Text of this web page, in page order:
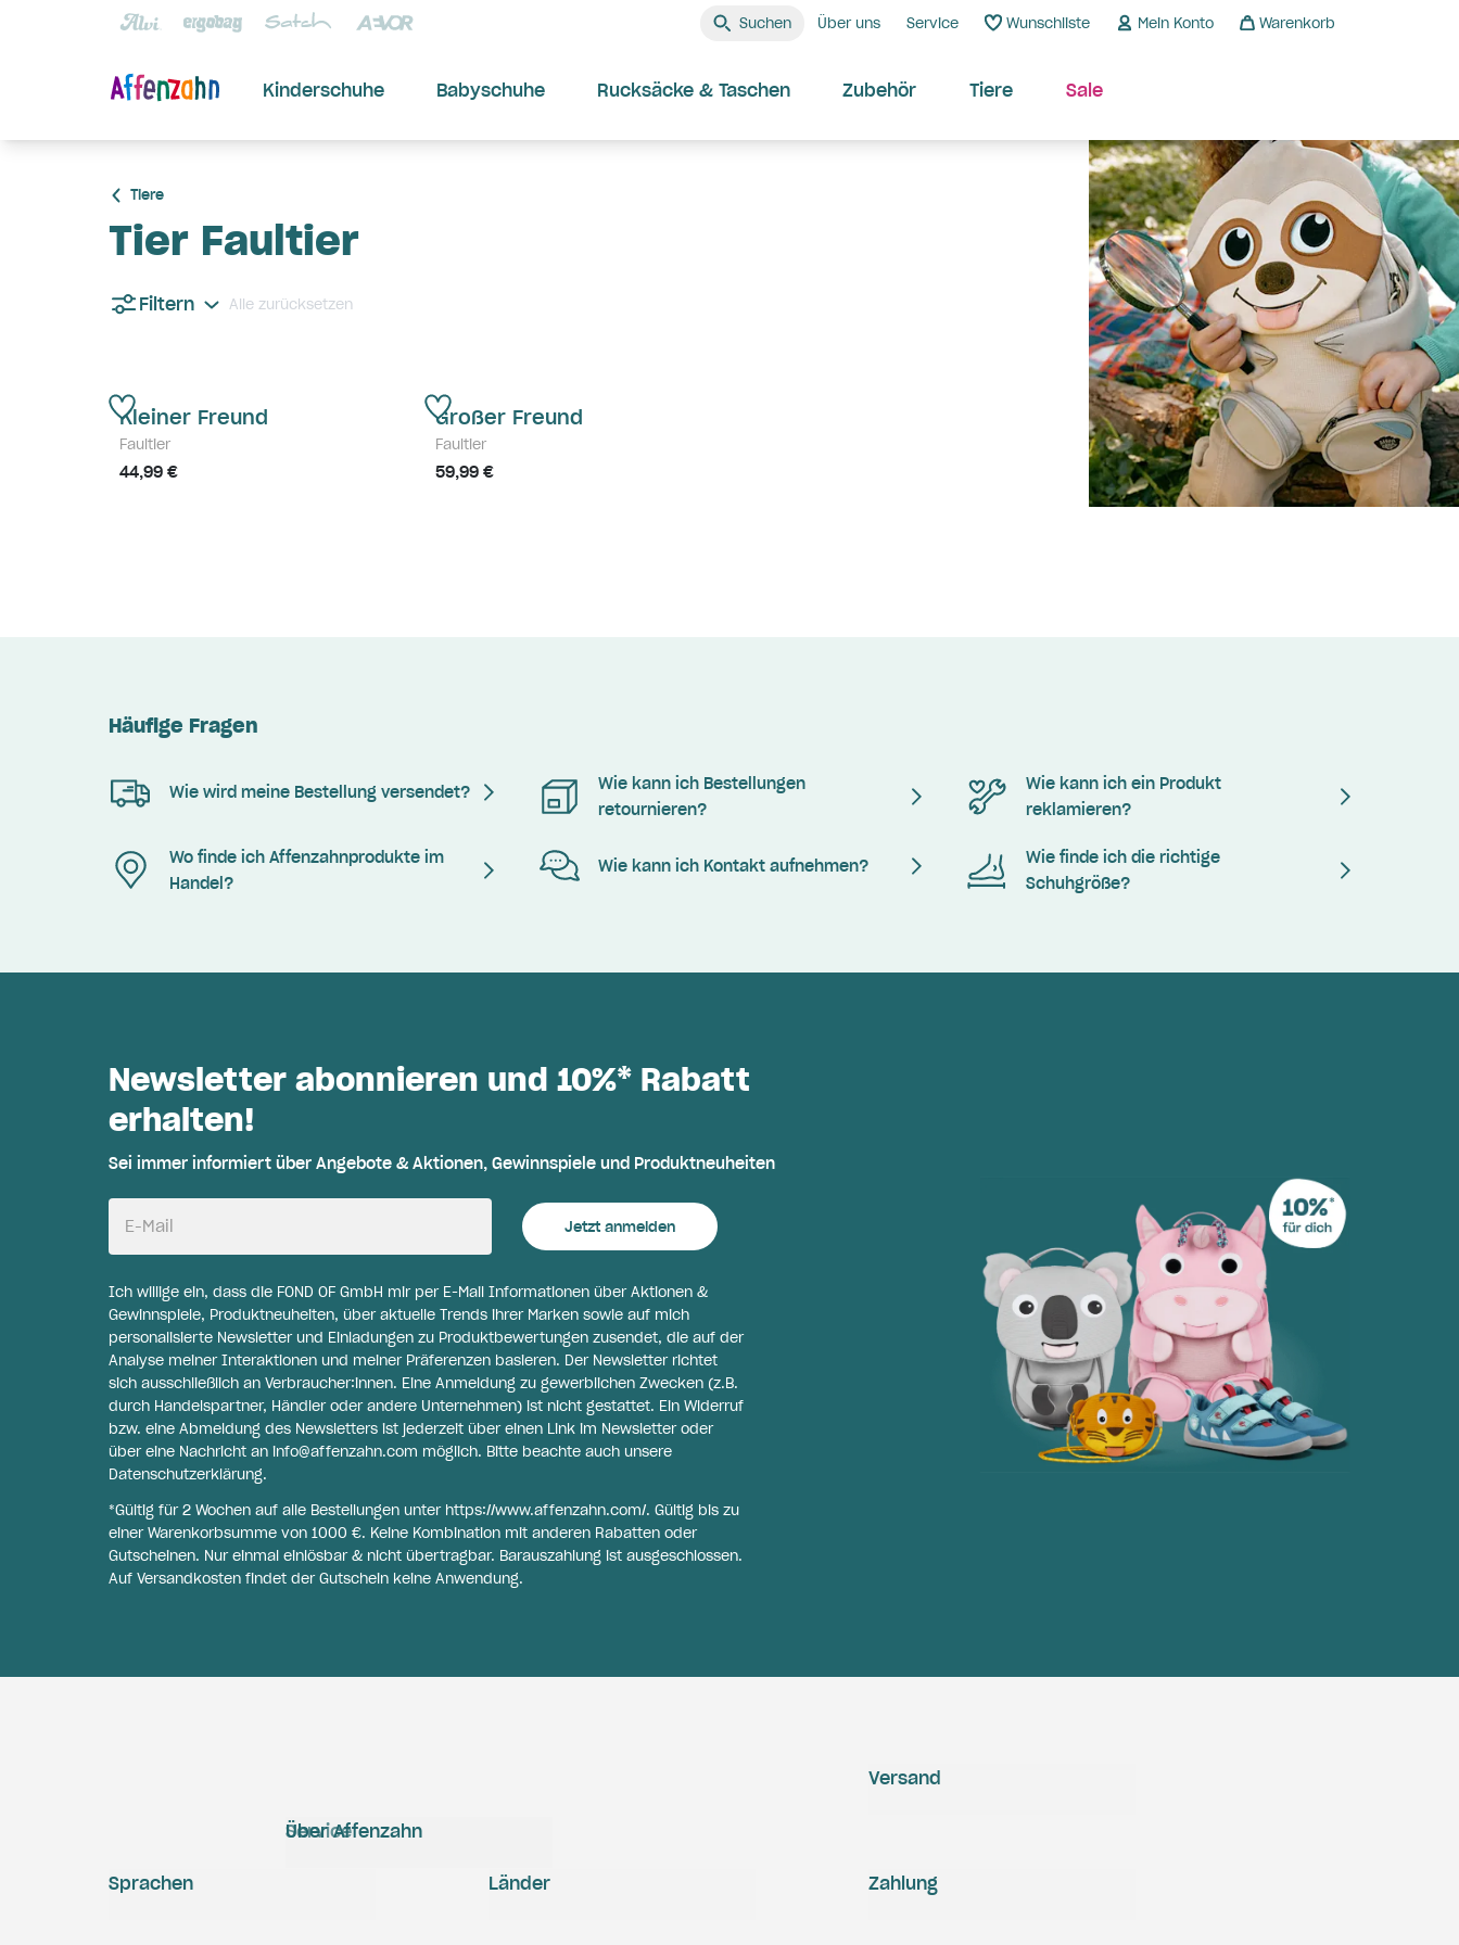
Suchen Über uns Service Wunschliste Mein Konto Warenkorb
Kinderschuhe Babyschuhe Rucksäcke & Taschen Zubehör Tiere Sale
Tiere
Tier Faultier
Filtern Alle zurücksetzen
Kleiner Freund
Faultier
44,99 €
Großer Freund
Faultier
59,99 €
Häufige Fragen
Wie wird meine Bestellung versendet?
Wie kann ich Bestellungen
retournieren?
Wie kann ich ein Produkt
reklamieren?
Wo finde ich Affenzahnprodukte im
Handel?
Wie kann ich Kontakt aufnehmen?
Wie finde ich die richtige
Schuhgröße?
Newsletter abonnieren und 10%* Rabatt
erhalten!
Sei immer informiert über Angebote & Aktionen, Gewinnspiele und Produktneuheiten
E-Mail Jetzt anmelden
Ich willige ein, dass die FOND OF GmbH mir per E-Mail Informationen über Aktionen &
Gewinnspiele, Produktneuheiten, über aktuelle Trends ihrer Marken sowie auf mich
personalisierte Newsletter und Einladungen zu Produktbewertungen zusendet, die auf der
Analyse meiner Interaktionen und meiner Präferenzen basieren. Der Newsletter richtet
sich ausschließlich an Verbraucher:innen. Eine Anmeldung zu gewerblichen Zwecken (z.B.
durch Handelspartner, Händler oder andere Unternehmen) ist nicht gestattet. Ein Widerruf
bzw. eine Abmeldung des Newsletters ist jederzeit über einen Link im Newsletter oder
über eine Nachricht an info@affenzahn.com möglich. Bitte beachte auch unsere
Datenschutzerklärung.
*Gültig für 2 Wochen auf alle Bestellungen unter https://www.affenzahn.com/. Gültig bis zu
einer Warenkorbsumme von 1000 €. Keine Kombination mit anderen Rabatten oder
Gutscheinen. Nur einmal einlösbar & nicht übertragbar. Barauszahlung ist ausgeschlossen.
Auf Versandkosten findet der Gutschein keine Anwendung.
Service
Über Affenzahn
Versand
Zahlung
Sprachen Länder